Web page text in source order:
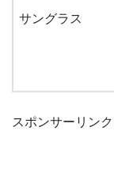
サングラス
スポンサーリンク